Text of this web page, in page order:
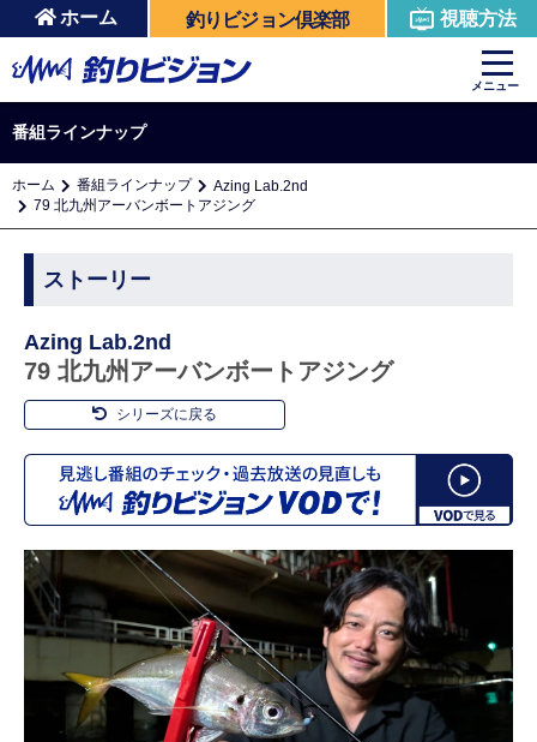
ホーム 釣りビジョン倶楽部 視聴方法
メニュー
番組ラインナップ
ホーム 番組ラインナップ
Azing Lab.2nd
79 北九州アーバンボートアジング
ストーリー
Azing Lab.2nd
79 北九州アーバンボートアジング
シリーズに戻る